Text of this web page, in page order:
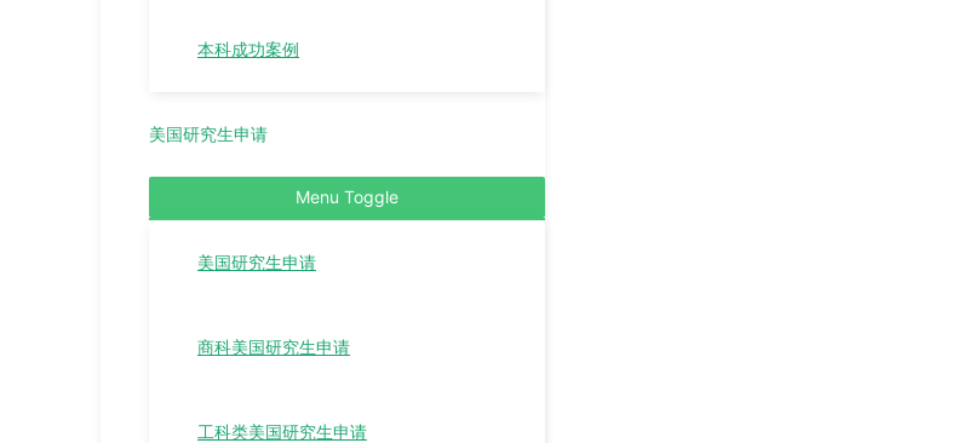
本科成功案例
美国研究生申请
Menu Toggle
美国研究生申请
商科美国研究生申请
工科类美国研究生申请